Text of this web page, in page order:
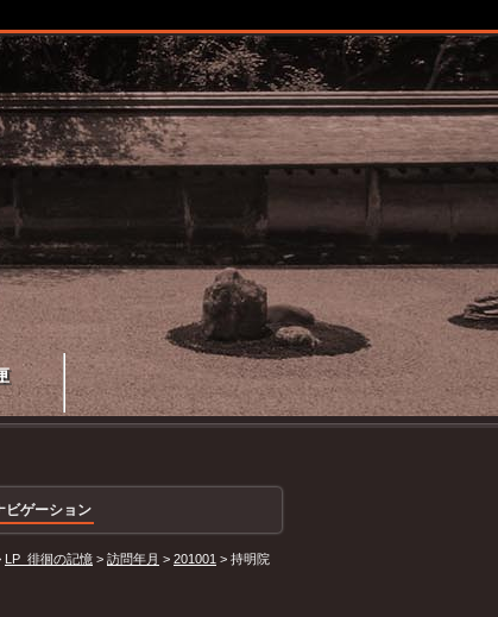
ビゲーション
LP_徘徊の記憶 > 訪問年月 > 201001 > 持明院